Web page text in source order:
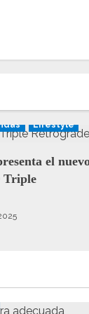
Lifestyle
el
Triple